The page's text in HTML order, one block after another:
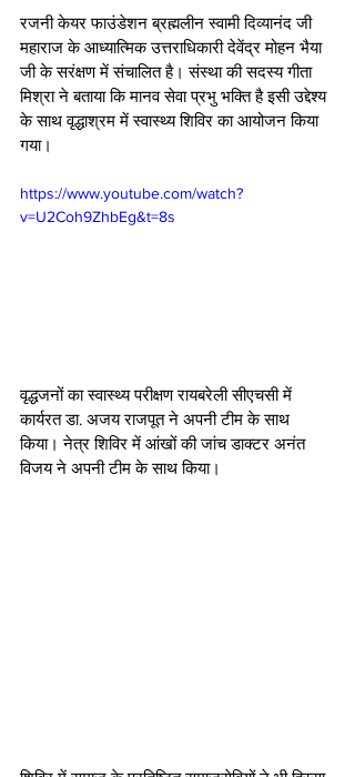
रजनी केयर फाउंडेशन ब्रह्मलीन स्वामी दिव्यानंद जी
महाराज के आध्यात्मिक उत्तराधिकारी देवेंद्र मोहन भैया
जी के सरंक्षण में संचालित है। संस्था की सदस्य गीता
मिश्रा ने बताया कि मानव सेवा प्रभु भक्ति है इसी उद्देश्य
के साथ वृद्धाश्रम में स्वास्थ्य शिविर का आयोजन किया
गया।
https://www.youtube.com/watch?
v=U2Coh9ZhbEg&t=8s
वृद्धजनों का स्वास्थ्य परीक्षण रायबरेली सीएचसी में
कार्यरत डा. अजय राजपूत ने अपनी टीम के साथ
किया। नेत्र शिविर में आंखों की जांच डाक्टर अनंत
विजय ने अपनी टीम के साथ किया।